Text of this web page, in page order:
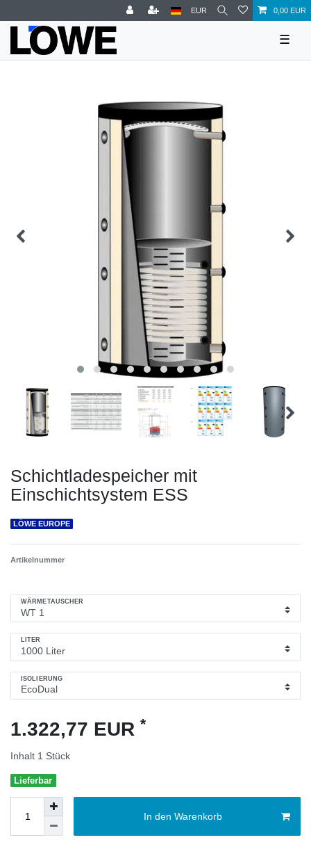
EUR 0,00 EUR
☰
Schichtladespeicher mit
Einschichtsystem ESS
LÖWE EUROPE
Artikelnummer
WÄRMETAUSCHER
LITER
ISOLIERUNG
1.322,77 EUR *
Inhalt 1 Stück
Lieferbar
In den Warenkorb